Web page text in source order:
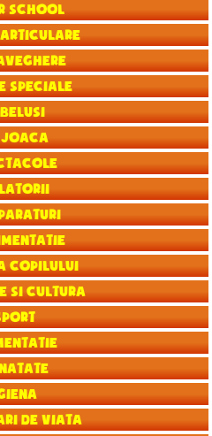
School
speciale
joaca
copilului
si Cultura
de viata